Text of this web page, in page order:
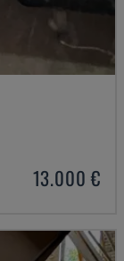
13.000 €